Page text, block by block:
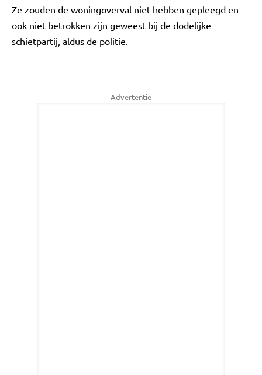
Ze zouden de woningoverval niet hebben gepleegd en
ook niet betrokken zijn geweest bij de dodelijke
schietpartij, aldus de politie.
Advertentie